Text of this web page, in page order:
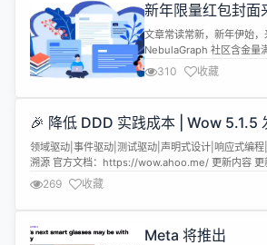
新年限量红包封
NebulaGraph 值得
文章常读常新，新年伊始
NebulaGraph 社区含金量
年充电～ 读文章之前
富！ 速来领取新年红包封
NebulaGraph 红包封面
NebulaGraph 的建议，
方式二：NebulaG...
310 收藏
🎉 降低 DDD 实践成本 | Wow 5.1.5
领域驱动|事件驱动|测试驱动|声明式设计|响应式编
溯源 官方文档：https://wow.ahoo.me/ 更新内容 更
io.swagger.core.v3:swagger-core-jakarta 更新至
angular monorepo 更新至 v19.1.1 更新依赖：将
269 收藏
Meta 将推出